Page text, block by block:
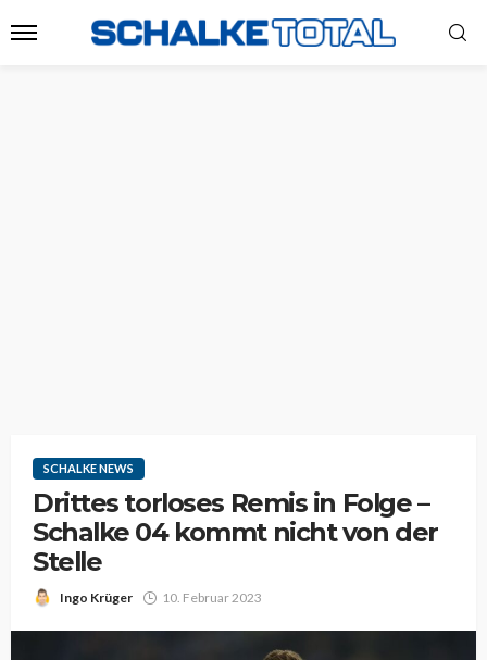
SCHALKE NEWS
Drittes torloses Remis in Folge –
Schalke 04 kommt nicht von der
Stelle
Ingo Krüger 10. Februar 2023